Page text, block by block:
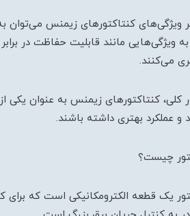
ویژگی‌های کنتاکتورهای زیمنس می‌توان
ویژگی‌هایی مانند قابلیت حفاظت در
می‌کنند.
کلی، کنتاکتورهای زیمنس به عنوان یکی
و عملکرد بهتری داشته باشند.
چیست؟
یک قطعه الکترومکانیکی است که